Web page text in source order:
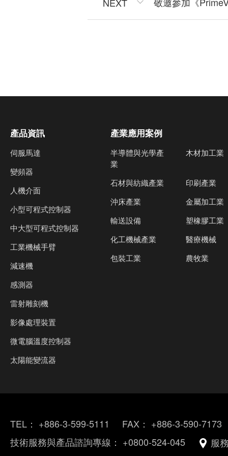
產品資訊
伺服馬達
變頻器
人機介面
小型可程式控制器
中大型可程式控制器
工業機械手臂
減速機
感測器
雷射雕刻機
影像處理裝置
微電腦溫度控制器
太陽能變流器
產業應用案例
半導體與光學產
業
木材加工業
石材與紡織產業
印刷產業
沖床產業
金屬加工業
輸送設備
塑橡膠工業
化工機械產業
醫療機械
包裝工業
農牧業
TEL： +886-3-599-5111 FAX： +886-3-590-7173
技術服務與產品諮詢專線： +0800-524-045 服